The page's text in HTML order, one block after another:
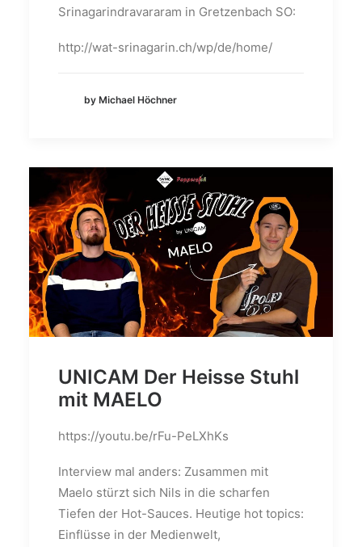
Srinagarindravararam in Gretzenbach SO:
http://wat-srinagarin.ch/wp/de/home/
by Michael Höchner
UNICAM Der Heisse Stuhl
mit MAELO
https://youtu.be/rFu-PeLXhKs
Interview mal anders: Zusammen mit
Maelo stürzt sich Nils in die scharfen
Tiefen der Hot-Sauces. Heutige hot topics:
Einflüsse in der Medienwelt,